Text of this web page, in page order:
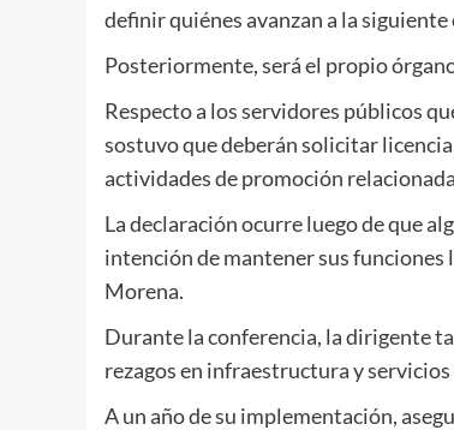
definir quiénes avanzan a la siguiente
Posteriormente, será el propio
Respecto a los servidores públicos
sostuvo que deberán solicitar
actividades de promoción
La declaración ocurre luego de que
intención de mantener sus
Morena.
Durante la conferencia, la dirigente
rezagos en infraestructura y
A un año de su implementación,